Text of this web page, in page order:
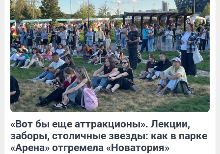
Обсудить 44 Обсудить
221
«Вот бы еще аттракционы». Лекции,
заборы, столичные звезды: как в парке
«Арена» отгремела «Новатория»